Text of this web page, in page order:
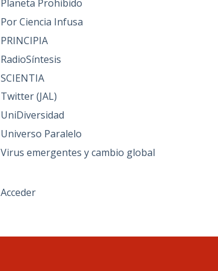
Planeta Prohibido
Por Ciencia Infusa
PRINCIPIA
RadioSíntesis
SCIENTIA
Twitter (JAL)
UniDiversidad
Universo Paralelo
Virus emergentes y cambio global
Acceder